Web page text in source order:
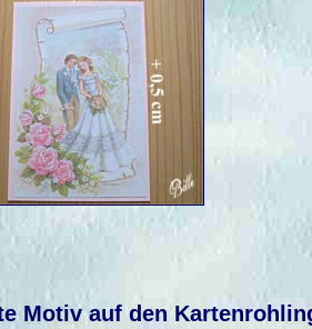
Motiv auf den